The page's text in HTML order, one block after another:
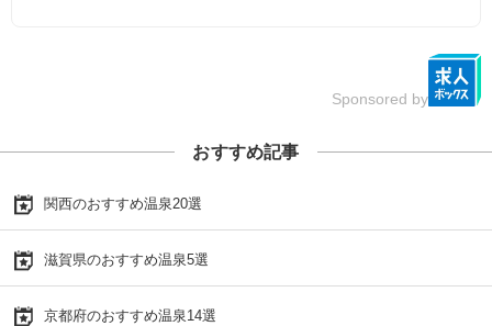
Sponsored by
おすすめ記事
関西のおすすめ温泉20選
滋賀県のおすすめ温泉5選
京都府のおすすめ温泉14選